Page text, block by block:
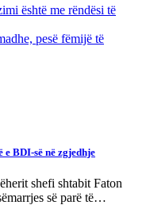
është me rëndësi të
pesë fëmijë të
BDI-së në zgjedhje
shefi shtabit Faton
së parë të…